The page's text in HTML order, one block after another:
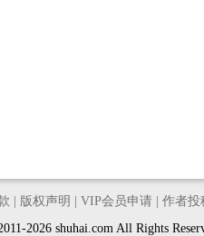
版权声明 VIP会员申请| 作者投
2026 shuhai.com All Rights